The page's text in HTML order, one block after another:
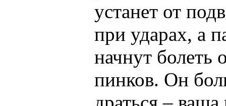
устанет от
при ударах, а
начнут болеть
пинков. Он